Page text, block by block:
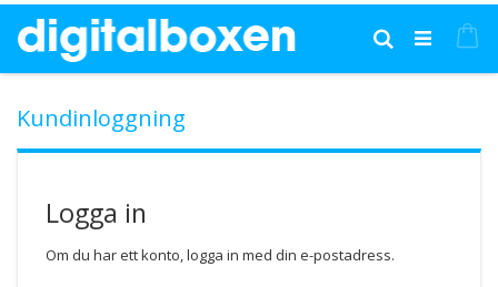
till
innehållet
Sök
Kundinloggning
Logga in
Om du har ett konto, logga in med din e-postadress.